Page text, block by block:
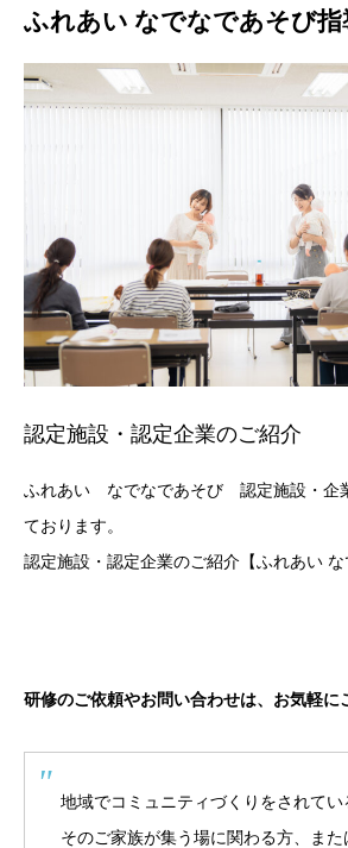
ふれあい なでなであそび指
認定施設・認定企業のご紹介
ふれあい なでなであそび 認定施設・企
ております。
認定施設・認定企業のご紹介【ふれあい な
研修のご依頼やお問い合わせは、お気軽に
地域でコミュニティづくりをされてい
そのご家族が集う場に関わる方、ま